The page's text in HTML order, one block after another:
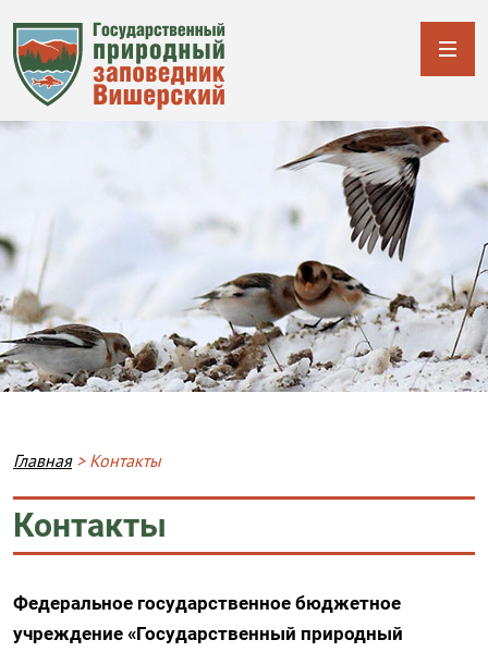
Breadcrumb
Главная Контакты
Контакты
Федеральное государственное бюджетное
учреждение «Государственный природный